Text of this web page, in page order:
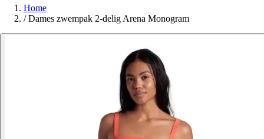
Home
/ Dames zwempak 2-delig Arena Monogram